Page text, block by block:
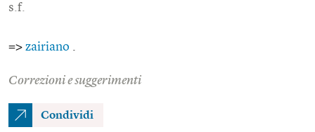
s.f.
=> zairiano
Correzioni e suggerimenti
Condividi